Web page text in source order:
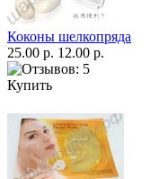
Коконы шелкопряда
25.00 р. 12.00 р.
Купить